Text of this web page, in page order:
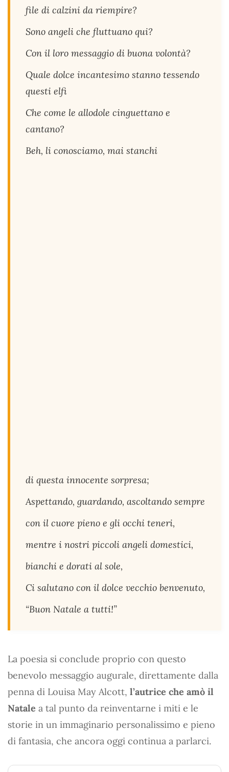
file di calzini da riempire?
Sono angeli che fluttuano qui?
Con il loro messaggio di buona volontà?
Quale dolce incantesimo stanno tessendo
questi elfi
Che come le allodole cinguettano e
cantano?
Beh, li conosciamo, mai stanchi
di questa innocente sorpresa;
Aspettando, guardando, ascoltando sempre
con il cuore pieno e gli occhi teneri,
mentre i nostri piccoli angeli domestici,
bianchi e dorati al sole,
Ci salutano con il dolce vecchio benvenuto,
“Buon Natale a tutti!”
La poesia si conclude proprio con questo
benevolo messaggio augurale, direttamente dalla
penna di Louisa May Alcott, l’autrice che amò il
Natale a tal punto da reinventarne i miti e le
storie in un immaginario personalissimo e pieno
di fantasia, che ancora oggi continua a parlarci.